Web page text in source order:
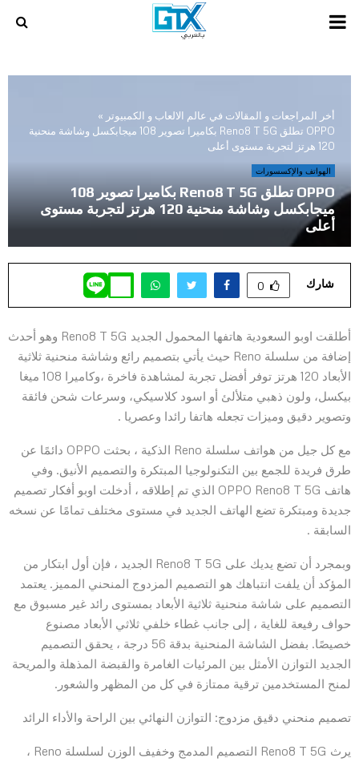
PRIMARY
أخر المراجعات و المقالات في عالم الالعاب و الكمبيوتر »
OPPO تطلق Reno8 T 5G بكاميرا تصوير 108 ميجابكسل وشاشة منحنية
120 هرتز لتجربة مستوى أعلى
الهواتف والإكسسورات
OPPO تطلق Reno8 T 5G بكاميرا تصوير 108
ميجابكسل وشاشة منحنية 120 هرتز لتجربة مستوى
أعلى
شارك 0
أطلقت اوبو السعودية هاتفها المحمول الجديد Reno8 T 5G وهو أحدث
إضافة من سلسلة Reno حيث يأتي بتصميم رائع وشاشة منحنية ثلاثية
الأبعاد 120 هرتز توفر أفضل تجربة لمشاهدة فاخرة ،وكاميرا 108 ميغا
بيكسل، ولون ذهبي متلألئ أو اسود كلاسيكي، وسرعات شحن فائقة
وتصوير دقيق وميزات تجعله هاتفا رائدا وعصريا .
مع كل جيل من هواتف سلسلة Reno الذكية ، بحثت OPPO دائمًا عن
طرق فريدة للجمع بين التكنولوجيا المبتكرة والتصميم الأنيق. وفي
هاتف OPPO Reno8 T 5G الذي تم إطلاقه ، أدخلت اوبو أفكار تصميم
جديدة ومبتكرة تضع الهاتف الجديد في مستوى مختلف تمامًا عن نسخه
السابقة .
وبمجرد أن تضع يديك على Reno8 T 5G الجديد ، فإن أول ابتكار من
المؤكد أن يلفت انتباهك هو التصميم المزدوج المنحني المميز. يعتمد
التصميم على شاشة منحنية ثلاثية الأبعاد بمستوى رائد غير مسبوق مع
حواف رفيعة للغاية ، إلى جانب غطاء خلفي ثلاثي الأبعاد مصنوع
خصيصًا. بفضل الشاشة المنحنية بدقة 56 درجة ، يحقق التصميم
الجديد التوازن الأمثل بين المرئيات الغامرة والقبضة المذهلة والمريحة
لمنح المستخدمين ترقية ممتازة في كل من المظهر والشعور.
تصميم منحني دقيق مزدوج: التوازن النهائي بين الراحة والأداء الرائد
يرث Reno8 T 5G التصميم المدمج وخفيف الوزن لسلسلة Reno ،